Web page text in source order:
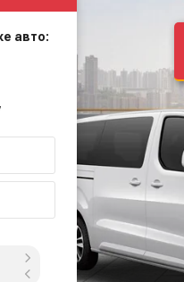
авто: